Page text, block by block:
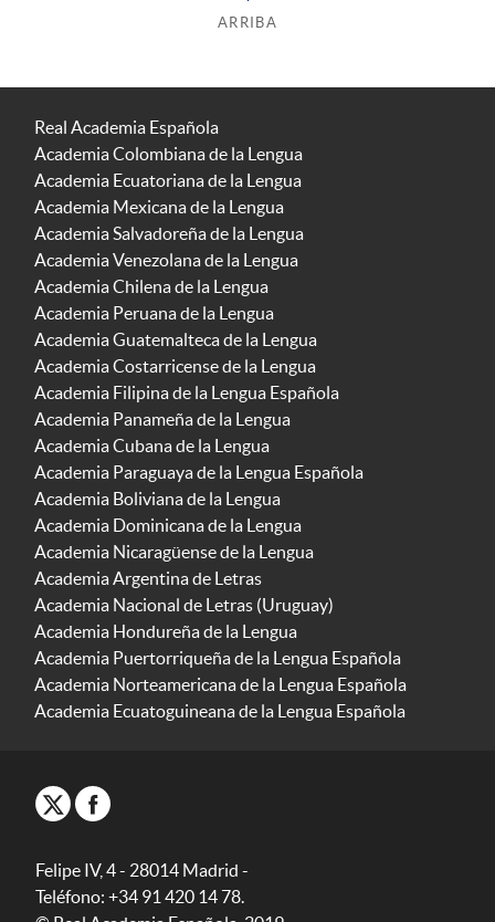
ARRIBA
Real Academia Española
Academia Colombiana de la Lengua
Academia Ecuatoriana de la Lengua
Academia Mexicana de la Lengua
Academia Salvadoreña de la Lengua
Academia Venezolana de la Lengua
Academia Chilena de la Lengua
Academia Peruana de la Lengua
Academia Guatemalteca de la Lengua
Academia Costarricense de la Lengua
Academia Filipina de la Lengua Española
Academia Panameña de la Lengua
Academia Cubana de la Lengua
Academia Paraguaya de la Lengua Española
Academia Boliviana de la Lengua
Academia Dominicana de la Lengua
Academia Nicaragüense de la Lengua
Academia Argentina de Letras
Academia Nacional de Letras (Uruguay)
Academia Hondureña de la Lengua
Academia Puertorriqueña de la Lengua Española
Academia Norteamericana de la Lengua Española
Academia Ecuatoguineana de la Lengua Española
Felipe IV, 4 - 28014 Madrid -
Teléfono: +34 91 420 14 78.